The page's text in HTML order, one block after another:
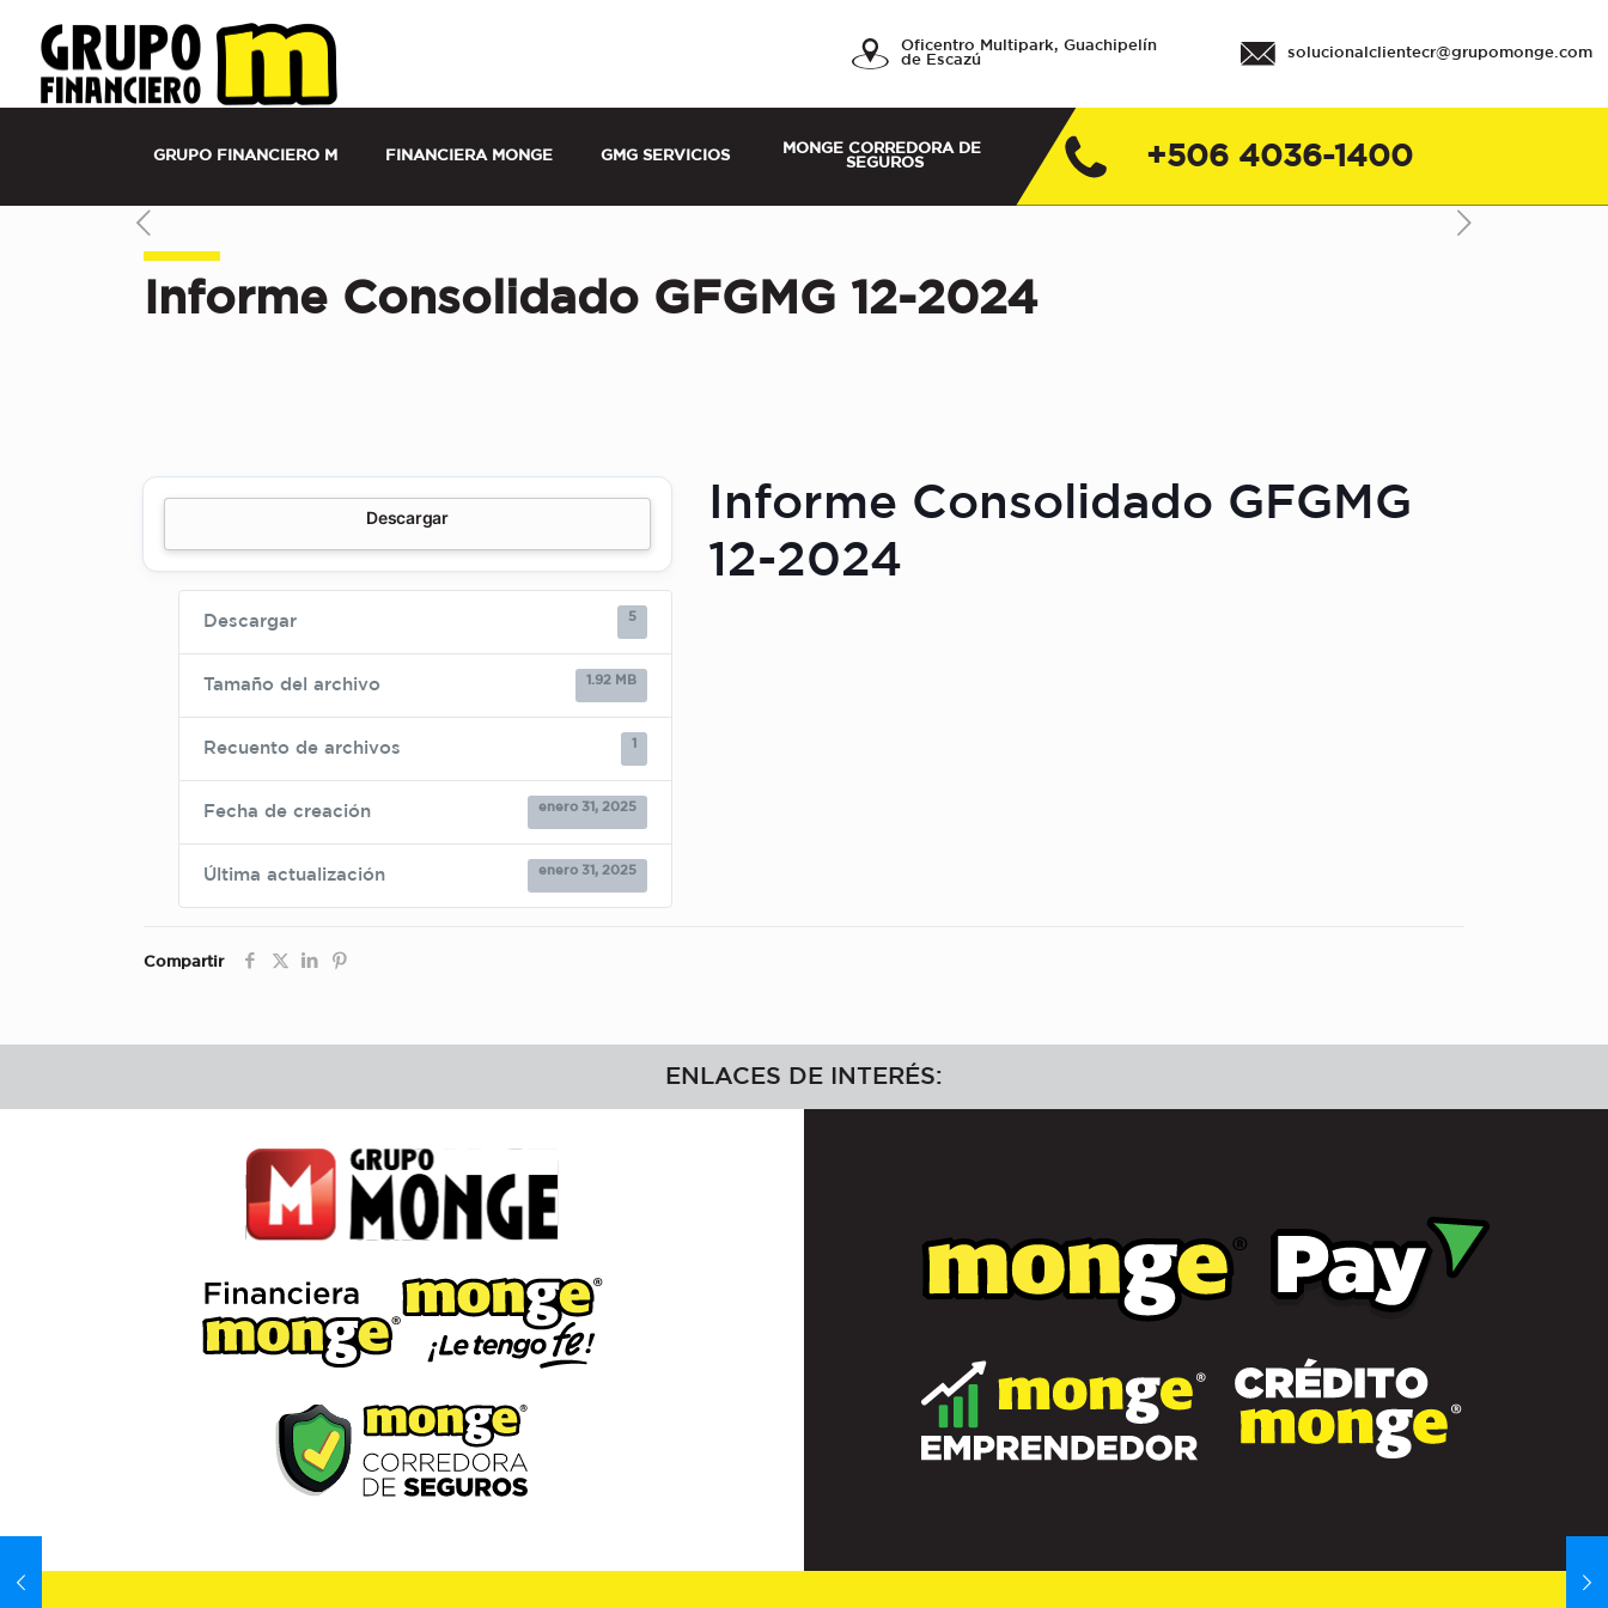
Seguros
Oficentro Multipark, Guachipelín
de Escazú
solucionalclientecr@grupomonge.com
GRUPO FINANCIERO M FINANCIERA MONGE GMG SERVICIOS
MONGE CORREDORA DE
SEGUROS
+506 4036-1400
Informe Consolidado GFGMG 12-2024
Descargar
Descargar 5
Tamaño del archivo 1.92 MB
Recuento de archivos 1
Fecha de creación enero 31, 2025
Última actualización enero 31, 2025
Informe Consolidado GFGMG
12-2024
Compartir
ENLACES DE INTERÉS: